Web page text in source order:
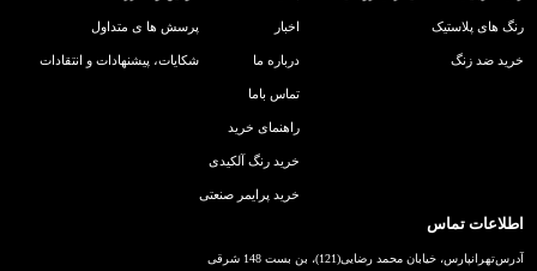
رنگ های پلاستیک
خرید ضد زنگ
اخبار
درباره ما
تماس باما
راهنمای خرید
خرید رنگ آلکیدی
خرید پرایمر صنعتی
پرسش ها ی متداول
شکایات، پیشنهادات و انتقادات
اطلاعات تماس
آدرستهرانپارس، خیابان محمد رضایی(121)، بن بست 148 شرقی